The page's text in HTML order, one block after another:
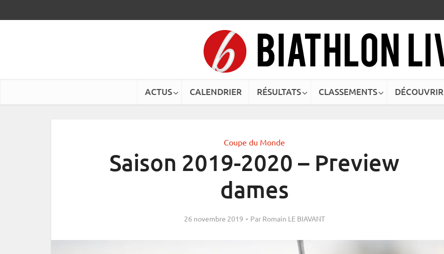
ACTUS CALENDRIER RÉSULTATS CLASSEMENTS DÉCOUVRIR
Coupe du Monde
Saison 2019-2020 – Preview
dames
26 novembre 2019 Par Romain LE BIAVANT